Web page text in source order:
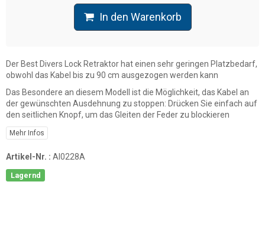
In den Warenkorb
Der Best Divers Lock Retraktor hat einen sehr geringen Platzbedarf,
obwohl das Kabel bis zu 90 cm ausgezogen werden kann
Das Besondere an diesem Modell ist die Möglichkeit, das Kabel an
der gewünschten Ausdehnung zu stoppen: Drücken Sie einfach auf
den seitlichen Knopf, um das Gleiten der Feder zu blockieren
Mehr Infos
Artikel-Nr. : AI0228A
Lagernd